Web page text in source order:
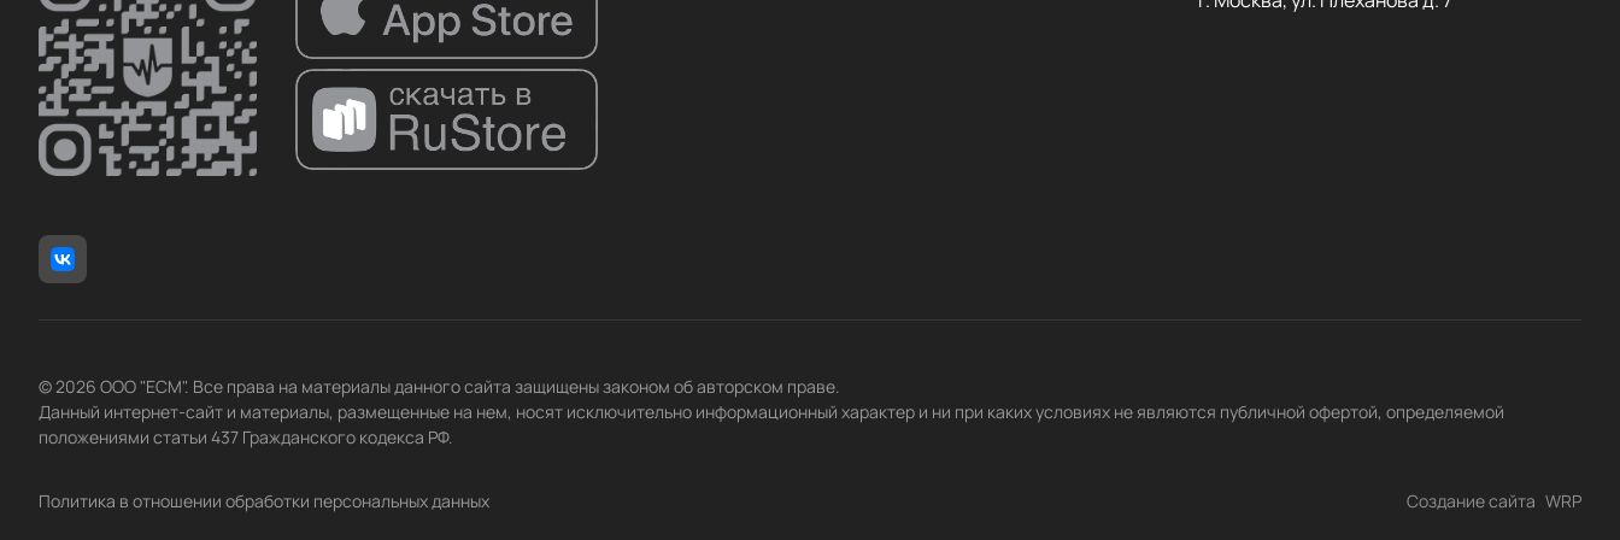
© 2026 ООО "ЕСМ". Все права на материалы данного сайта защищены законом об авторском праве.
Данный интернет-сайт и материалы, размещенные на нем, носят исключительно информационный характер и ни при каких условиях не являются публичной офертой, определяемой
положениями статьи 437 Гражданского кодекса РФ.
Политика в отношении обработки персональных данных Создание сайта WRP